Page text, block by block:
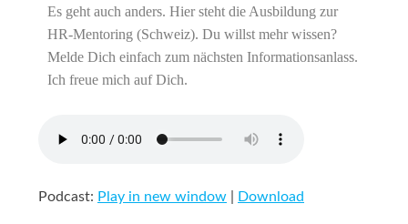
Es geht auch anders. Hier steht die Ausbildung zur
HR-Mentoring (Schweiz). Du willst mehr wissen?
Melde Dich einfach zum nächsten Informationsanlass.
Ich freue mich auf Dich.
Podcast: Play in new window Download